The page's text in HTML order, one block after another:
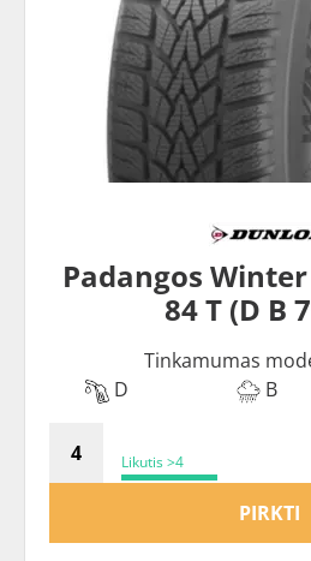
Padangos
84 T (D B
Tinkamumas
D
B
Likutis >4
PIRKTI